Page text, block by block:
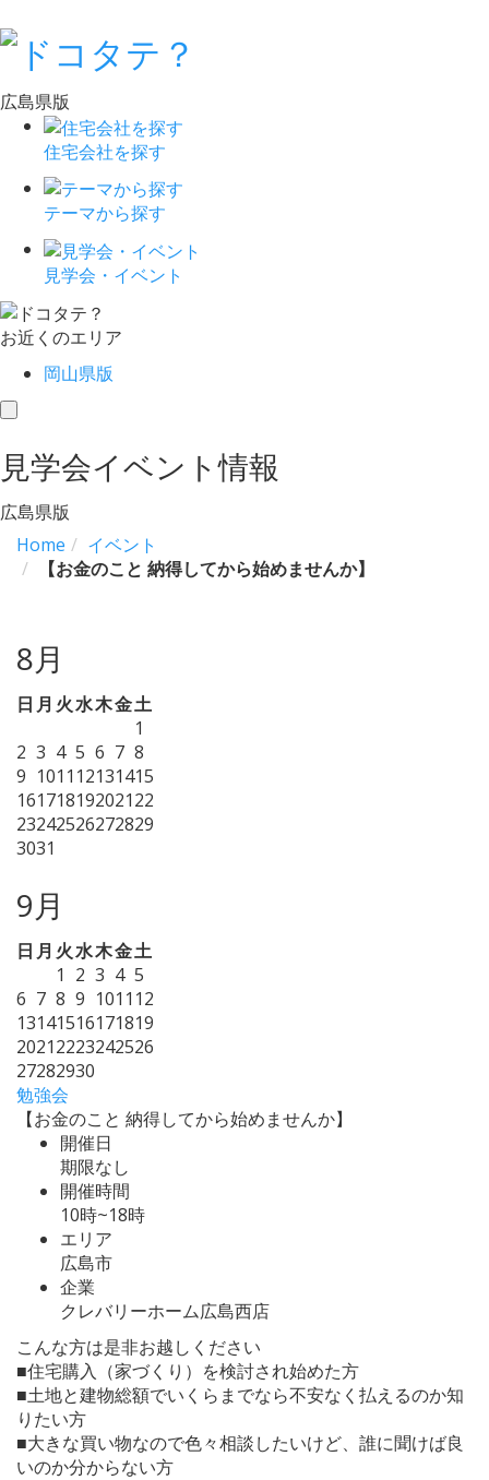
広島県版
住宅会社を探す
テーマから探す
見学会・イベント
お近くのエリア
岡山県版
toggle
見学会イベント情報
広島県版
Home
イベント
【お金のこと 納得してから始めませんか】
8月
日 月 火水木金土
1
2 3 4 5 6 7 8
9 1011 12131415
16171819202122
23242526272829
3031
9月
日 月 火水木金土
1 2 3 4 5
6 7 8 9 1011 12
13141516171819
20212223242526
27282930
勉強会
【お金のこと 納得してから始めませんか】
開催日
期限なし
開催時間
10時~18時
エリア
広島市
企業
クレバリーホーム広島西店
こんな方は是非お越しください
■住宅購入（家づくり）を検討され始めた方
■土地と建物総額でいくらまでなら不安なく払えるのか知
りたい方
■大きな買い物なので色々相談したいけど、誰に聞けば良
いのか分からない方